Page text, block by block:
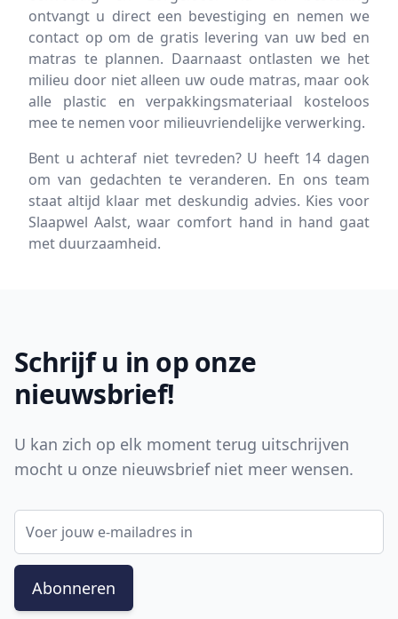
ontvangt u direct een bevestiging en nemen we
contact op om de gratis levering van uw bed en
matras te plannen. Daarnaast ontlasten we het
milieu door niet alleen uw oude matras, maar ook
alle plastic en verpakkingsmateriaal kosteloos
mee te nemen voor milieuvriendelijke verwerking.
Bent u achteraf niet tevreden? U heeft 14 dagen
om van gedachten te veranderen. En ons team
staat altijd klaar met deskundig advies. Kies voor
Slaapwel Aalst, waar comfort hand in hand gaat
met duurzaamheid.
Schrijf u in op onze
nieuwsbrief!
U kan zich op elk moment terug uitschrijven
mocht u onze nieuwsbrief niet meer wensen.
E-mail adres
Abonneren